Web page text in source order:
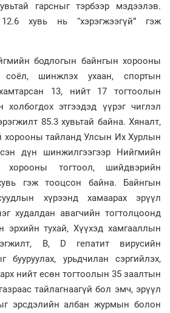
гарсныг тэрбээр мэдээлэв.
хувь нь “хэрэгжээгүй” гэж
бодлогын байнгын хорооны
соёл, шинжлэх ухаан, спортын
13, нийт 17 тогтоолын
холбогдох этгээдэд үүрэг чиглэл
85.3 хувьтай байна. Хяналт,
хорооны тайланд Улсын Их Хурлын
дүн шинжилгээгээр Нийгмийн
хорооны тогтоол, шийдвэрийн
гэж тооцсон байна. Байнгын
хүрээнд хамаарах эрүүл
худалдан авагчийн тогтолцоонд
эрхийн тухай, Хүүхэд хамгааллын
В, D гепатит вирусийн
бууруулах, урьдчилан сэргийлэх,
нийт есөн тогтоолын 35 заалтын
тайлагнаагүй бол эмч, эрүүл
эрсдэлийн албан журмын болон